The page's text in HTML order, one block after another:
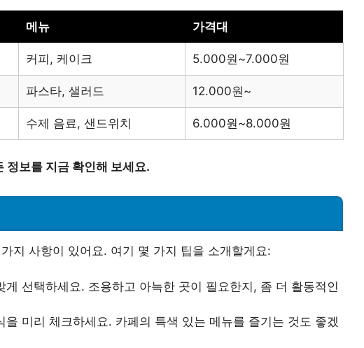
메뉴 가격대
커피, 케이크 5.000원~7.000원
파스타, 샐러드 12.000원~
수제 음료, 샌드위치 6.000원~8.000원
정보를 지금 확인해 보세요.
지 사항이 있어요. 여기 몇 가지 팁을 소개할게요:
게 선택하세요. 조용하고 아늑한 곳이 필요한지, 좀 더 활동적인
을 미리 체크하세요. 카페의 특색 있는 메뉴를 즐기는 것도 좋겠